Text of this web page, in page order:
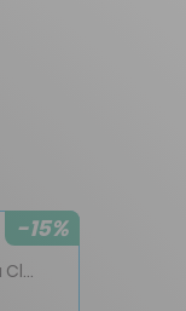
-15%
5 n° • Digital + abonnement gratuit au Club TDCO&Co via un code promotionnel à l’intérieur du magazine